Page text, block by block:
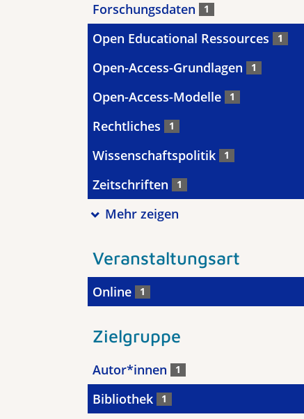
Forschungsdaten 1
Open Educational Ressources 1
Open-Access-Grundlagen 1
Open-Access-Modelle 1
Rechtliches 1
Wissenschaftspolitik 1
Zeitschriften 1
Mehr zeigen
Veranstaltungsart
Online 1
Zielgruppe
Autor*innen 1
Bibliothek 1